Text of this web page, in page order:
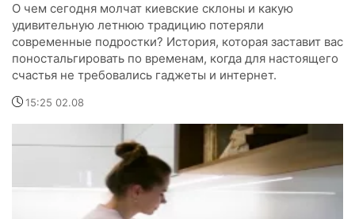
О чем сегодня молчат киевские склоны и какую
удивительную летнюю традицию потеряли
современные подростки? История, которая заставит вас
поностальгировать по временам, когда для настоящего
счастья не требовались гаджеты и интернет.
15:25 02.08